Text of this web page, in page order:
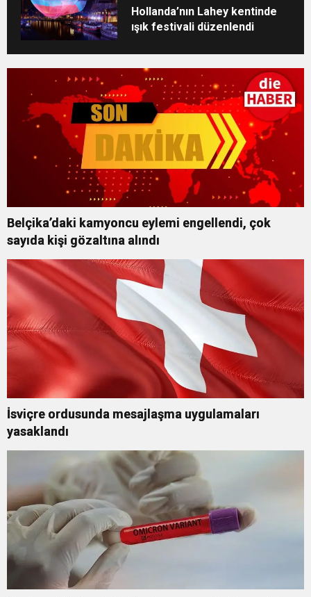
Hollanda’nın Lahey kentinde
ışık festivali düzenlendi
Belçika’daki kamyoncu eylemi engellendi, çok
sayıda kişi gözaltına alındı
İsviçre ordusunda mesajlaşma uygulamaları
yasaklandı